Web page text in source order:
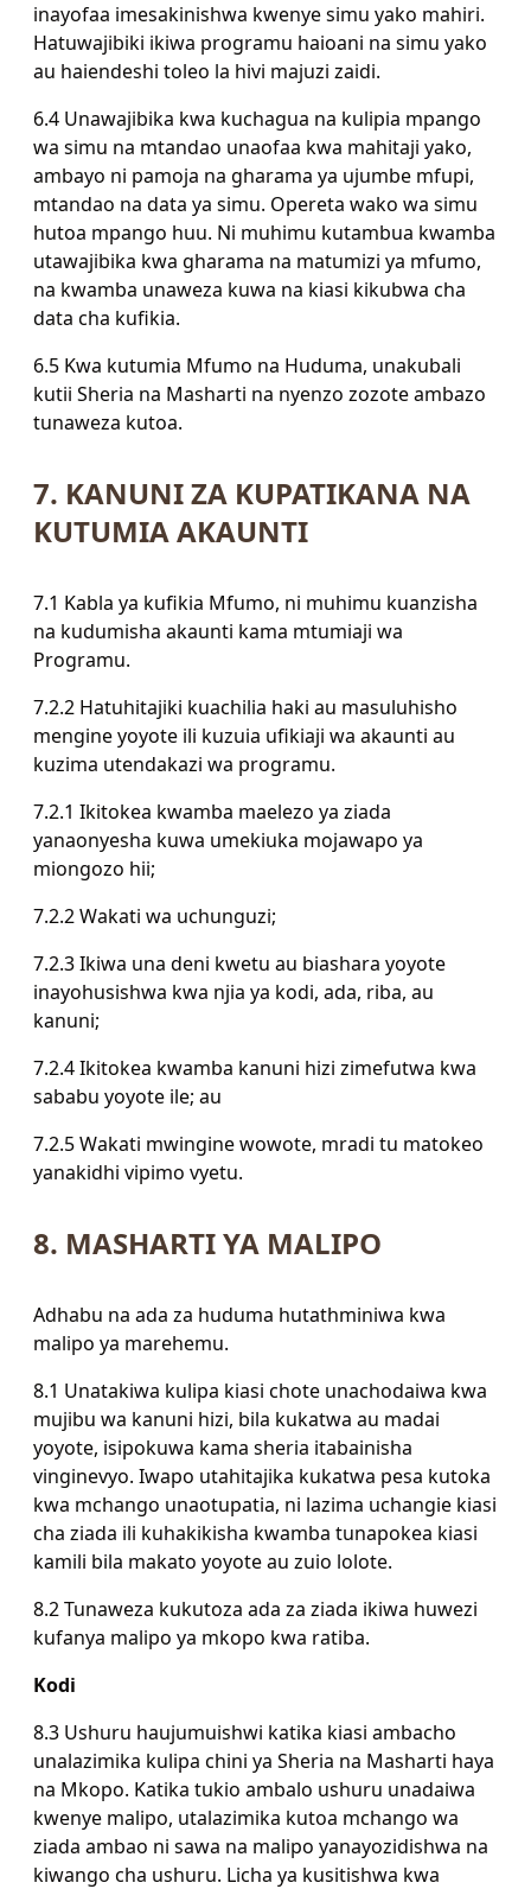
inayofaa imesakinishwa kwenye simu yako mahiri.
Hatuwajibiki ikiwa programu haioani na simu yako
au haiendeshi toleo la hivi majuzi zaidi.
6.4 Unawajibika kwa kuchagua na kulipia mpango
wa simu na mtandao unaofaa kwa mahitaji yako,
ambayo ni pamoja na gharama ya ujumbe mfupi,
mtandao na data ya simu. Opereta wako wa simu
hutoa mpango huu. Ni muhimu kutambua kwamba
utawajibika kwa gharama na matumizi ya mfumo,
na kwamba unaweza kuwa na kiasi kikubwa cha
data cha kufikia.
6.5 Kwa kutumia Mfumo na Huduma, unakubali
kutii Sheria na Masharti na nyenzo zozote ambazo
tunaweza kutoa.
7. KANUNI ZA KUPATIKANA NA
KUTUMIA AKAUNTI
7.1 Kabla ya kufikia Mfumo, ni muhimu kuanzisha
na kudumisha akaunti kama mtumiaji wa
Programu.
7.2.2 Hatuhitajiki kuachilia haki au masuluhisho
mengine yoyote ili kuzuia ufikiaji wa akaunti au
kuzima utendakazi wa programu.
7.2.1 Ikitokea kwamba maelezo ya ziada
yanaonyesha kuwa umekiuka mojawapo ya
miongozo hii;
7.2.2 Wakati wa uchunguzi;
7.2.3 Ikiwa una deni kwetu au biashara yoyote
inayohusishwa kwa njia ya kodi, ada, riba, au
kanuni;
7.2.4 Ikitokea kwamba kanuni hizi zimefutwa kwa
sababu yoyote ile; au
7.2.5 Wakati mwingine wowote, mradi tu matokeo
yanakidhi vipimo vyetu.
8. MASHARTI YA MALIPO
Adhabu na ada za huduma hutathminiwa kwa
malipo ya marehemu.
8.1 Unatakiwa kulipa kiasi chote unachodaiwa kwa
mujibu wa kanuni hizi, bila kukatwa au madai
yoyote, isipokuwa kama sheria itabainisha
vinginevyo. Iwapo utahitajika kukatwa pesa kutoka
kwa mchango unaotupatia, ni lazima uchangie kiasi
cha ziada ili kuhakikisha kwamba tunapokea kiasi
kamili bila makato yoyote au zuio lolote.
8.2 Tunaweza kukutoza ada za ziada ikiwa huwezi
kufanya malipo ya mkopo kwa ratiba.
Kodi
8.3 Ushuru haujumuishwi katika kiasi ambacho
unalazimika kulipa chini ya Sheria na Masharti haya
na Mkopo. Katika tukio ambalo ushuru unadaiwa
kwenye malipo, utalazimika kutoa mchango wa
ziada ambao ni sawa na malipo yanayozidishwa na
kiwango cha ushuru. Licha ya kusitishwa kwa